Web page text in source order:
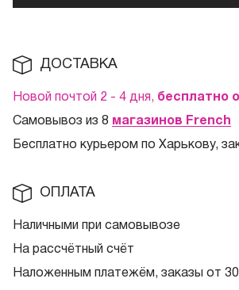
ДОСТАВКА
Новой почтой 2 - 4 дня, бесплатно
Самовывоз из 8 магазинов French
Бесплатно курьером по Харькову,
ОПЛАТА
Наличными при самовывозе
На рассчётный счёт
Наложенным платежём, заказы от